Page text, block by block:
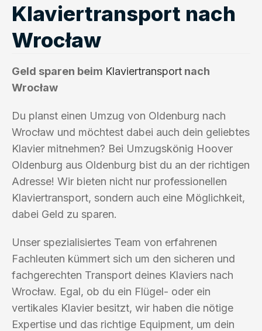
Klaviertransport nach
Wrocław
Geld sparen beim Klaviertransport nach
Wrocław
Du planst einen Umzug von Oldenburg nach
Wrocław und möchtest dabei auch dein geliebtes
Klavier mitnehmen? Bei Umzugskönig Hoover
Oldenburg aus Oldenburg bist du an der richtigen
Adresse! Wir bieten nicht nur professionellen
Klaviertransport, sondern auch eine Möglichkeit,
dabei Geld zu sparen.
Unser spezialisiertes Team von erfahrenen
Fachleuten kümmert sich um den sicheren und
fachgerechten Transport deines Klaviers nach
Wrocław. Egal, ob du ein Flügel- oder ein
vertikales Klavier besitzt, wir haben die nötige
Expertise und das richtige Equipment, um dein